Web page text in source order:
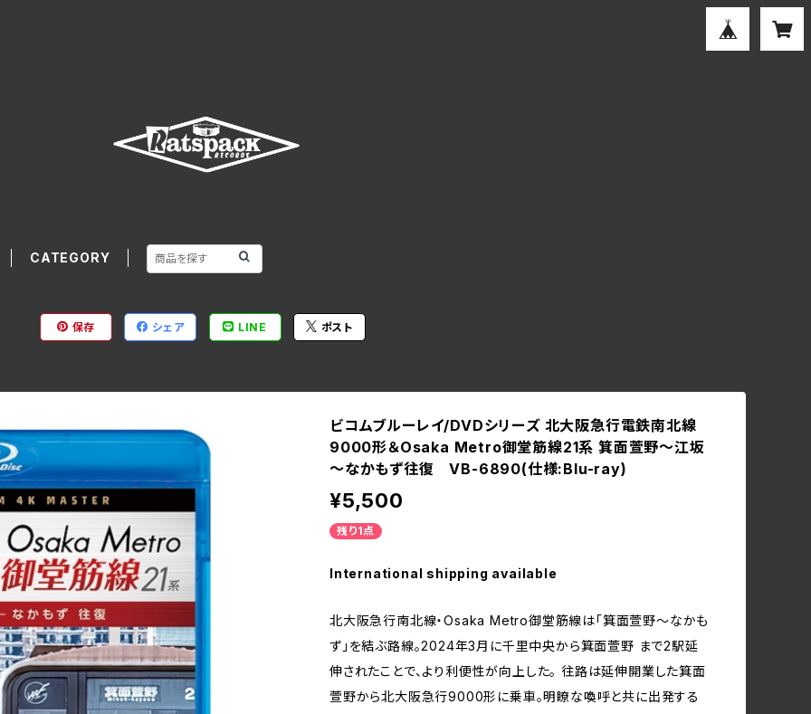
CATEGORY
保存 シェア LINE ポスト
ビコムブルーレイ/DVDシリーズ 北大阪急行電鉄南北線
9000形＆Osaka Metro御堂筋線21系 箕面萱野～江坂
～なかもず往復 VB-6890(仕様:Blu-ray)
¥5,500
残り1点
International shipping available
北大阪急行南北線・Osaka Metro御堂筋線は「箕面萱野～なかも
ず」を結ぶ路線。2024年3月に千里中央から箕面萱野 まで2駅延
伸されたことで、より利便性が向上した。 往路は延伸開業した箕面
萱野から北大阪急行9000形に乗車。明瞭な喚呼と共に出発する